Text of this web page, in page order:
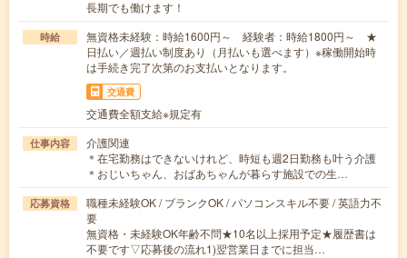
長期でも働けます！
時給
無資格未経験：時給1600円～ 経験者：時給1800円～ ★
日払い／週払い制度あり（月払いも選べます）※稼働開始時
は手続き完了次第のお支払いとなります。
交通費
交通費全額支給※規定有
仕事内容
介護関連
＊在宅勤務はできないけれど、時短も週2日勤務も叶う介護
＊おじいちゃん、おばあちゃんが暮らす施設での生…
応募資格
職種未経験OK / ブランクOK / パソコンスキル不要 / 英語力不
要
無資格・未経験OK年齢不問★10名以上採用予定★履歴書は
不要です▽応募後の流れ1)翌営業日までに担当…